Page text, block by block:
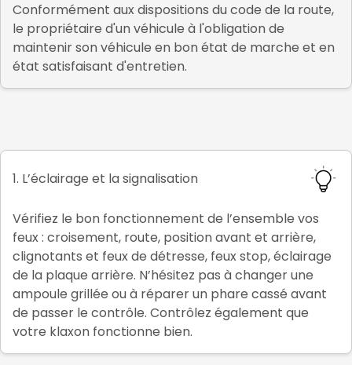
Conformément aux dispositions du code de la route,
le propriétaire d'un véhicule à l'obligation de
maintenir son véhicule en bon état de marche et en
état satisfaisant d'entretien.
1. L’éclairage et la signalisation
Vérifiez le bon fonctionnement de l’ensemble vos
feux : croisement, route, position avant et arrière,
clignotants et feux de détresse, feux stop, éclairage
de la plaque arrière. N’hésitez pas à changer une
ampoule grillée ou à réparer un phare cassé avant
de passer le contrôle. Contrôlez également que
votre klaxon fonctionne bien.